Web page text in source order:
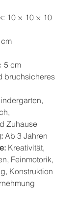
10 × 10 × 10
5 cm
bruchsicheres
Zuhause
Ab 3 Jahren
Kreativität,
Feinmotorik,
Konstruktion